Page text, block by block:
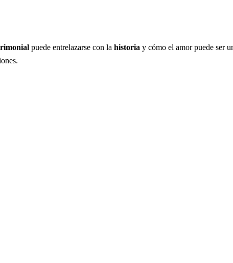
puede entrelazarse con la historia y cómo el amor puede ser